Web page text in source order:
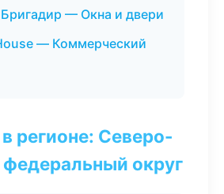
— Окна и двери
— Коммерческий
регионе: Северо-
округ